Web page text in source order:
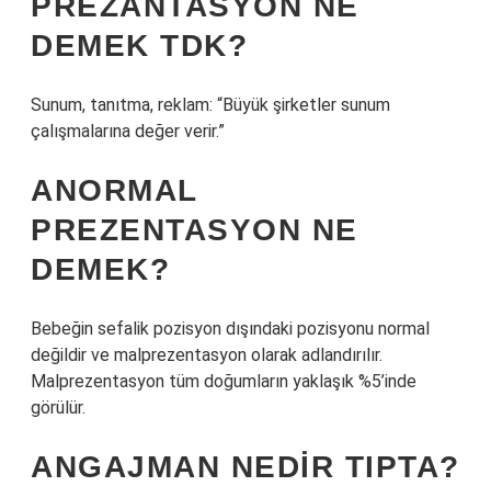
DEMEK TDK?
Sunum, tanıtma, reklam: “Büyük şirketler sunum
çalışmalarına değer verir.”
ANORMAL
PREZENTASYON NE
DEMEK?
Bebeğin sefalik pozisyon dışındaki pozisyonu normal
değildir ve malprezentasyon olarak adlandırılır.
Malprezentasyon tüm doğumların yaklaşık %5’inde
görülür.
ANGAJMAN NEDIR TIPTA?